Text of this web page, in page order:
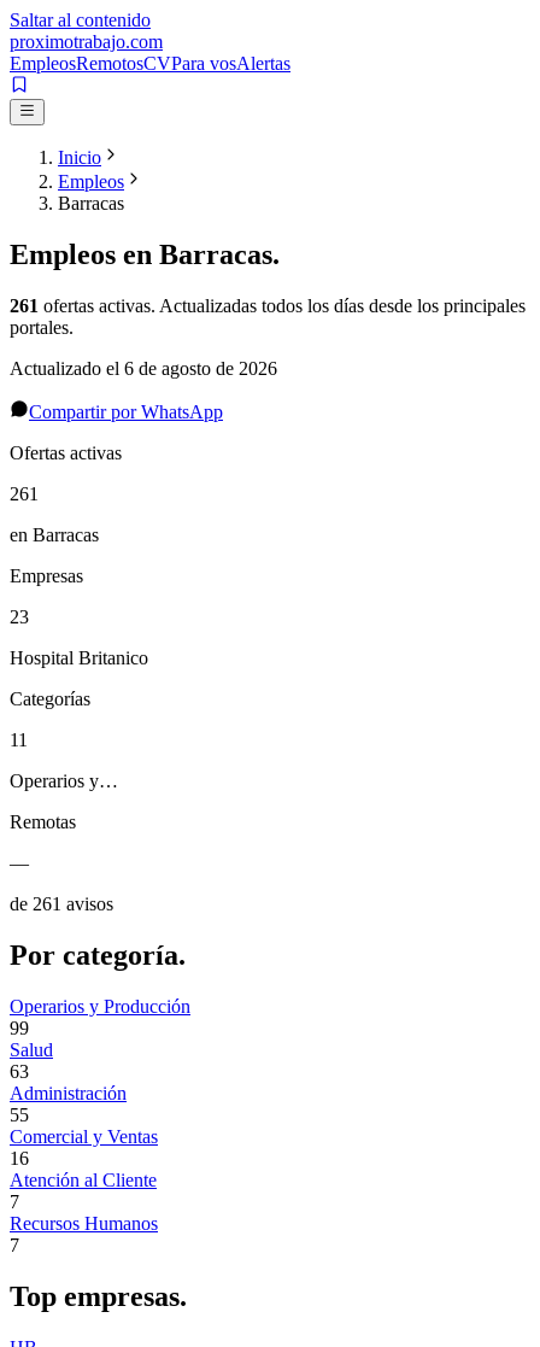
Saltar al contenido
proximotrabajo.com
EmpleosRemotosCVPara vosAlertas
Inicio
Empleos
Barracas
Empleos en Barracas.
261 ofertas activas. Actualizadas todos los días desde los principales
portales.
Actualizado el 6 de agosto de 2026
Compartir por WhatsApp
Ofertas activas
261
en Barracas
Empresas
23
Hospital Britanico
Categorías
11
Operarios y…
Remotas
—
de 261 avisos
Por categoría.
Operarios y Producción
99
Salud
63
Administración
55
Comercial y Ventas
16
Atención al Cliente
7
Recursos Humanos
7
Top empresas.